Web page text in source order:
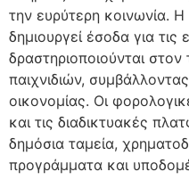
την ευρύτερη κοινωνία.
δημιουργεί έσοδα για τις
δραστηριοποιούνται
παιχνιδιών,
οικονομίας. Οι
και τις διαδικτυακές
δημόσια ταμεία,
προγράμματα και